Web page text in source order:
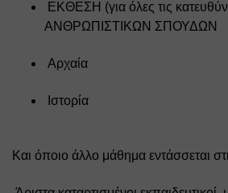
ΑΝΘΡΩΠΙΣΤΙΚΩΝ ΣΠΟΥΔΩΝ
Αρχαία
Ιστορία
Και όποιο άλλο μάθημα εντάσσεται